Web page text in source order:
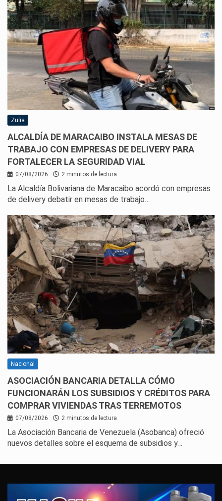
Zulia
ALCALDÍA DE MARACAIBO INSTALA MESAS DE
TRABAJO CON EMPRESAS DE DELIVERY PARA
FORTALECER LA SEGURIDAD VIAL
07/08/2026 2 minutos de lectura
La Alcaldía Bolivariana de Maracaibo acordó con empresas
de delivery debatir en mesas de trabajo…
Nacional
ASOCIACIÓN BANCARIA DETALLA CÓMO
FUNCIONARÁN LOS SUBSIDIOS Y CRÉDITOS PARA
COMPRAR VIVIENDAS TRAS TERREMOTOS
07/08/2026 2 minutos de lectura
La Asociación Bancaria de Venezuela (Asobanca) ofreció
nuevos detalles sobre el esquema de subsidios y…